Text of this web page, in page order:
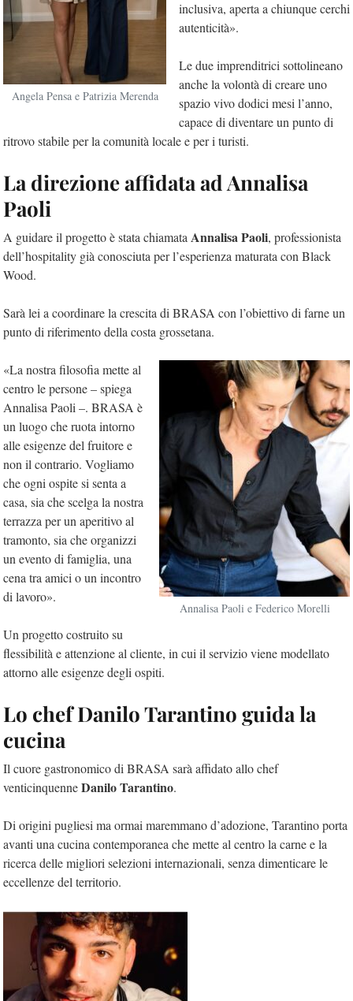
Angela Pensa e Patrizia Merenda
inclusiva, aperta a chiunque cerchi
autenticità».
Le due imprenditrici sottolineano
anche la volontà di creare uno
spazio vivo dodici mesi l’anno,
capace di diventare un punto di
ritrovo stabile per la comunità locale e per i turisti.
La direzione affidata ad Annalisa
Paoli
A guidare il progetto è stata chiamata Annalisa Paoli, professionista
dell’hospitality già conosciuta per l’esperienza maturata con Black
Wood.
Sarà lei a coordinare la crescita di BRASA con l’obiettivo di farne un
punto di riferimento della costa grossetana.
Annalisa Paoli e Federico Morelli
«La nostra filosofia mette al
centro le persone – spiega
Annalisa Paoli –. BRASA è
un luogo che ruota intorno
alle esigenze del fruitore e
non il contrario. Vogliamo
che ogni ospite si senta a
casa, sia che scelga la nostra
terrazza per un aperitivo al
tramonto, sia che organizzi
un evento di famiglia, una
cena tra amici o un incontro
di lavoro».
Un progetto costruito su
flessibilità e attenzione al cliente, in cui il servizio viene modellato
attorno alle esigenze degli ospiti.
Lo chef Danilo Tarantino guida la
cucina
Il cuore gastronomico di BRASA sarà affidato allo chef
venticinquenneDanilo Tarantino.
Di origini pugliesi ma ormai maremmano d’adozione, Tarantino porta
avanti una cucina contemporanea che mette al centro la carne e la
ricerca delle migliori selezioni internazionali, senza dimenticare le
eccellenze del territorio.